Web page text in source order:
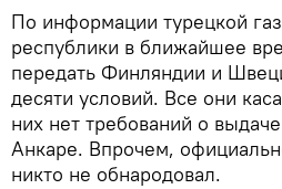
По информации турецкой
республики в ближайшее
передать Финляндии и
десяти условий. Все они
них нет требований о
Анкаре. Впрочем,
никто не обнародовал.